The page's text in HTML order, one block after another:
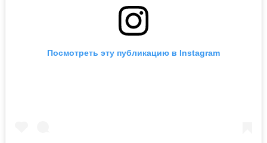
Посмотреть эту публикацию в Instagram